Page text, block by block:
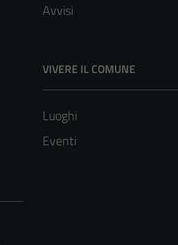
Avvisi
VIVERE IL COMUNE
Luoghi
Eventi